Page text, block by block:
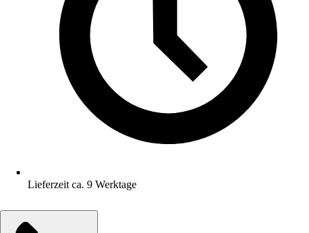
Lieferzeit ca. 9 Werktage